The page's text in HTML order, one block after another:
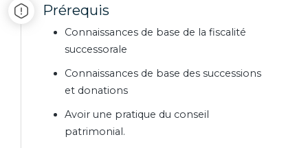
Prérequis
Connaissances de base de la fiscalité
successorale
Connaissances de base des successions
et donations
Avoir une pratique du conseil
patrimonial.